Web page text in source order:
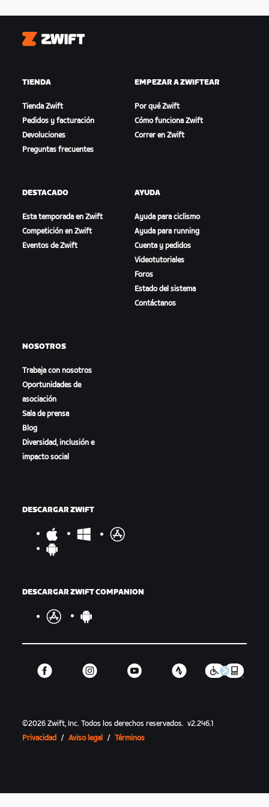
Zwift
TIENDA
Tienda Zwift
Pedidos y facturación
Devoluciones
Preguntas frecuentes
EMPEZAR A ZWIFTEAR
Por qué Zwift
Cómo funciona Zwift
Correr en Zwift
DESTACADO
Esta temporada en Zwift
Competición en Zwift
Eventos de Zwift
AYUDA
Ayuda para ciclismo
Ayuda para running
Cuenta y pedidos
Videotutoriales
Foros
Estado del sistema
Contáctanos
NOSOTROS
Trabaja con nosotros
Oportunidades de
asociación
Sala de prensa
Blog
Diversidad, inclusión e
impacto social
DESCARGAR ZWIFT
DESCARGAR ZWIFT COMPANION
©2026 Zwift, Inc.Todos los derechos reservados. v2.246.1
Privacidad / Aviso legal / Términos